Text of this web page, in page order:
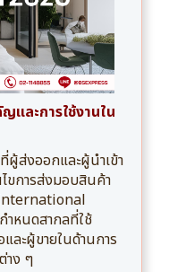
และการใช้งานใน
ผู้ส่งออกและผู้นำเข้า
ขการส่งมอบสินค้า
หนดสากลที่ใช้
ละผู้ขายในด้านการ
าง ๆ